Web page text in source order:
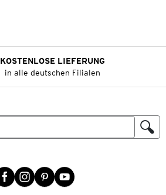
KOSTENLOSE LIEFERUNG
in alle deutschen Filialen